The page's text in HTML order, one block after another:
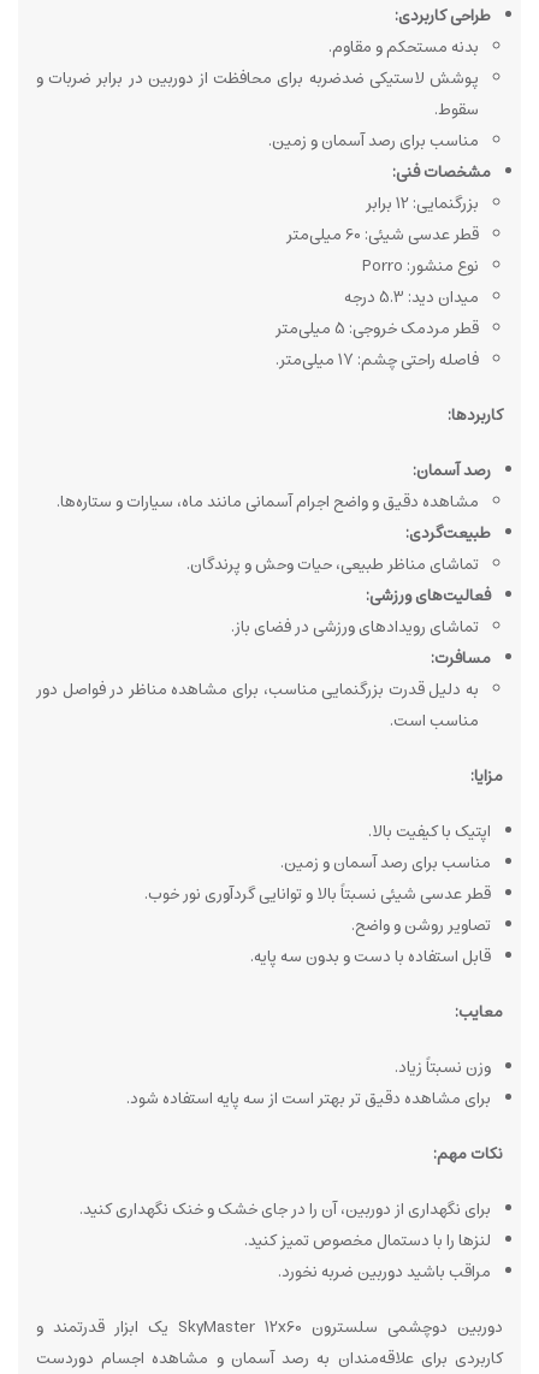
طراحی کاربردی:
بدنه مستحکم و مقاوم.
پوشش لاستیکی ضدضربه برای محافظت از دوربین در برابر ضربات و
سقوط.
مناسب برای رصد آسمان و زمین.
مشخصات فنی:
بزرگنمایی: 12 برابر
قطر عدسی شیئی: 60 میلی‌متر
نوع منشور: Porro
میدان دید: 5.3 درجه
قطر مردمک خروجی: 5 میلی‌متر
فاصله راحتی چشم: 17 میلی‌متر.
کاربردها:
رصد آسمان:
مشاهده دقیق و واضح اجرام آسمانی مانند ماه، سیارات و ستاره‌ها.
طبیعت‌گردی:
تماشای مناظر طبیعی، حیات وحش و پرندگان.
فعالیت‌های ورزشی:
تماشای رویدادهای ورزشی در فضای باز.
مسافرت:
به دلیل قدرت بزرگنمایی مناسب، برای مشاهده مناظر در فواصل دور
مناسب است.
مزایا:
اپتیک با کیفیت بالا.
مناسب برای رصد آسمان و زمین.
قطر عدسی شیئی نسبتاً بالا و توانایی گردآوری نور خوب.
تصاویر روشن و واضح.
قابل استفاده با دست و بدون سه پایه.
معایب:
وزن نسبتاً زیاد.
برای مشاهده دقیق تر بهتر است از سه پایه استفاده شود.
نکات مهم:
برای نگهداری از دوربین، آن را در جای خشک و خنک نگهداری کنید.
لنزها را با دستمال مخصوص تمیز کنید.
مراقب باشید دوربین ضربه نخورد.
دوربین دوچشمی سلسترون SkyMaster 12x60 یک ابزار قدرتمند و
کاربردی برای علاقه‌مندان به رصد آسمان و مشاهده اجسام دوردست